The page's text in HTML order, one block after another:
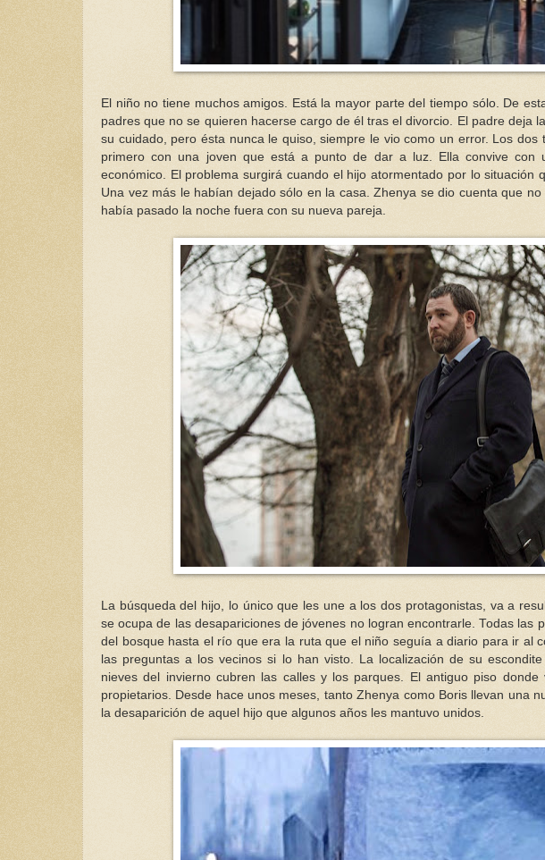
El niño no tiene muchos amigos. Está la mayor parte del tiempo sólo. De
padres que no se quieren hacerse cargo de él tras el divorcio. El padre deja
su cuidado, pero ésta nunca le quiso, siempre le vio como un error. Los dos
primero con una joven que está a punto de dar a luz. Ella convive con
económico. El problema surgirá cuando el hijo atormentado por lo situación
Una vez más le habían dejado sólo en la casa. Zhenya se dio cuenta que
había pasado la noche fuera con su nueva pareja.
La búsqueda del hijo, lo único que les une a los dos protagonistas, va a
se ocupa de las desapariciones de jóvenes no logran encontrarle. Todas las
del bosque hasta el río que era la ruta que el niño seguía a diario para ir al
las preguntas a los vecinos si lo han visto. La localización de su
nieves del invierno cubren las calles y los parques. El antiguo piso
propietarios. Desde hace unos meses, tanto Zhenya como Boris llevan una
la desaparición de aquel hijo que algunos años les mantuvo unidos.